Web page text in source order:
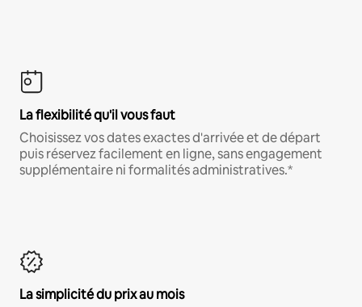
La flexibilité qu'il vous faut
Choisissez vos dates exactes d'arrivée et de départ
puis réservez facilement en ligne, sans engagement
supplémentaire ni formalités administratives.*
La simplicité du prix au mois